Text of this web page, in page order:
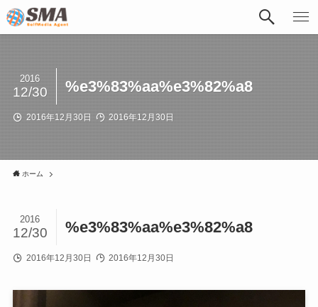
%e3%83%aa%e3%82%a8
2016
12/30
2016年12月30日 2016年12月30日
ホーム
%e3%83%aa%e3%82%a8
2016
12/30
2016年12月30日 2016年12月30日